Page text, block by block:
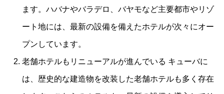
ます。ハバナやバラデロ、バヤモなど主要都市やリゾ
ート地には、最新の設備を備えたホテルが次々にオー
プンしています。
老舗ホテルもリニューアルが進んでいる キューバに
は、歴史的な建造物を改装した老舗ホテルも多く存在